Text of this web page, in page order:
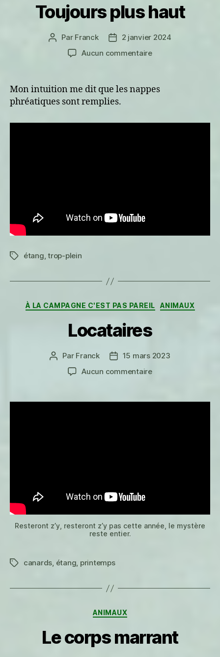
Toujours plus haut
Auteur
l’article
Par Franck
Date2 janvier 2024
Aucun commentairesur
haut
Mon intuition me dit que les nappes
phréatiques sont remplies.
Étiquettes
étang,trop-plein
Catégories
À LA CAMPAGNE C'EST PAS PAREIL ANIMAUX
Locataires
Auteur
l’article
Par Franck
Date15 mars 2023
Aucun commentairesur
Resteront z’y, resteront z’y pas cette année, le mystère
reste entier.
Étiquettes
canards, étang, printemps
Catégories
ANIMAUX
Le corps marrant